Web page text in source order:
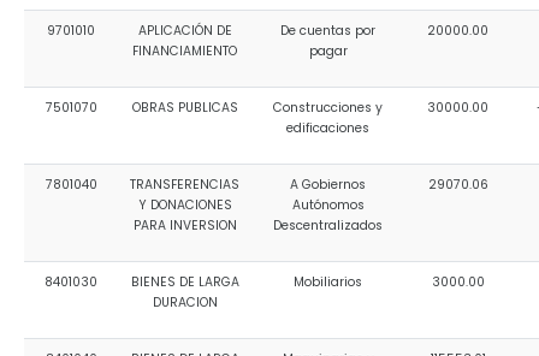
9701010
APLICACIÓN DE
FINANCIAMIENTO
De cuentas por
pagar
20000.00
7501070 OBRAS PUBLICAS
Construcciones y
edificaciones
30000.00
7801040
TRANSFERENCIAS
Y DONACIONES
PARA INVERSION
A Gobiernos
Autónomos
Descentralizados
29070.06
8401030
BIENES DE LARGA
DURACION
Mobiliarios 3000.00